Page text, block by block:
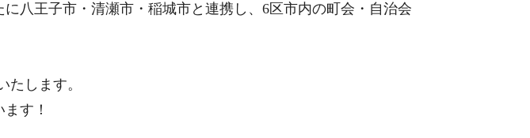
八王子市・清瀬市・稲城市と連携し、6区市内の町会・自治会
します。
す！